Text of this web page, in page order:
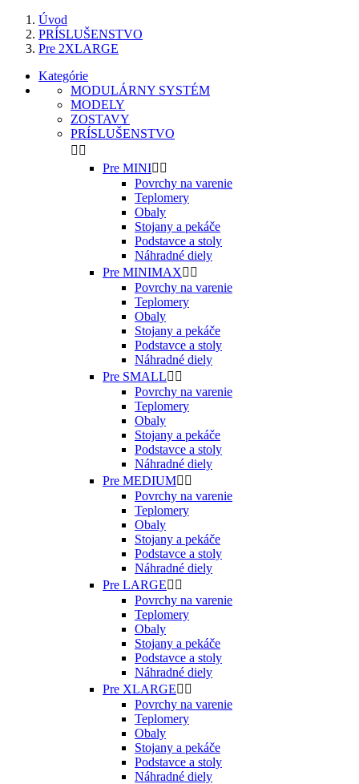
Úvod
PRÍSLUŠENSTVO
Pre 2XLARGE
Kategórie
MODULÁRNY SYSTÉM
MODELY
ZOSTAVY
PRÍSLUŠENSTVO
 
Pre MINI 
Povrchy na varenie
Teplomery
Obaly
Stojany a pekáče
Podstavce a stoly
Náhradné diely
Pre MINIMAX 
Povrchy na varenie
Teplomery
Obaly
Stojany a pekáče
Podstavce a stoly
Náhradné diely
Pre SMALL 
Povrchy na varenie
Teplomery
Obaly
Stojany a pekáče
Podstavce a stoly
Náhradné diely
Pre MEDIUM 
Povrchy na varenie
Teplomery
Obaly
Stojany a pekáče
Podstavce a stoly
Náhradné diely
Pre LARGE 
Povrchy na varenie
Teplomery
Obaly
Stojany a pekáče
Podstavce a stoly
Náhradné diely
Pre XLARGE 
Povrchy na varenie
Teplomery
Obaly
Stojany a pekáče
Podstavce a stoly
Náhradné diely